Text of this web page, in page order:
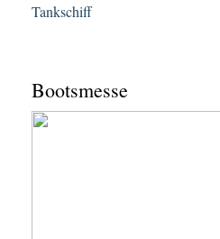
Tankschiff
Bootsmesse